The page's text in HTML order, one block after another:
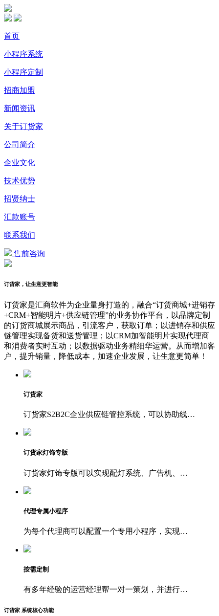
首页
小程序系统
小程序定制
招商加盟
新闻资讯
关于订货家
公司简介
企业文化
技术优势
招贤纳士
汇款账号
联系我们
售前咨询
订货家，让生意更智能
订货家是汇商软件为企业量身打造的，融合“订货商城+进销存
+CRM+智能明片+供应链管理”的业务协作平台，以品牌定制
的订货商城展示商品，引流客户，获取订单；以进销存和供应
链管理实现备货和送货管理；以CRM加智能明片实现代理商
和消费者实时互动；以数据驱动业务精细华运营。从而增加客
户，提升销量，降低成本，加速企业发展，让生意更简单！
订货家
订货家S2B2C企业供应链管控系统，可以协助线…
订货家灯饰专版
订货家灯饰专版可以实现配灯系统、广告机、…
代理专属小程序
为每个代理商可以配置一个专用小程序，实现…
按需定制
有多年经验的运营经理帮一对一策划，并进行…
订货家 系统核心功能